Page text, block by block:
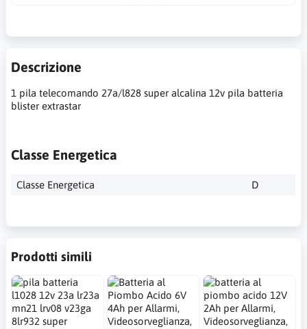
Descrizione
1 pila telecomando 27a/l828 super alcalina 12v pila batteria
blister extrastar
Classe Energetica
Classe Energetica D
Prodotti simili